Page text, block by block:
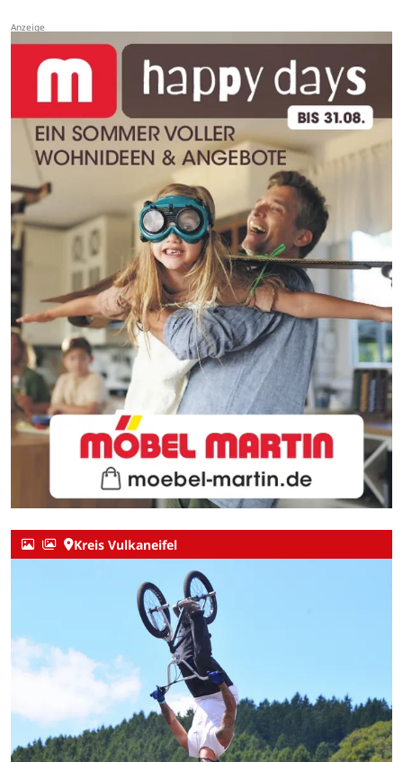
Kreis Vulkaneifel